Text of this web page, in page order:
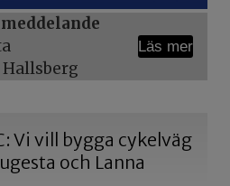
Läs mer
Vi vill bygga cykelväg
och Lanna